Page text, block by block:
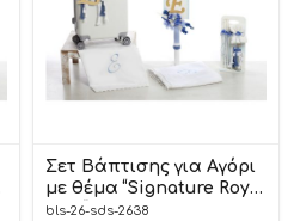
Σετ Βάπτισης για Αγόρι
με θέμα “Signature Royal
Gold” ΣΔΣ-2638,
bls-26-sds-2638